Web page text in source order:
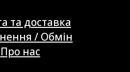
та доставка
/ Обмін
Про нас